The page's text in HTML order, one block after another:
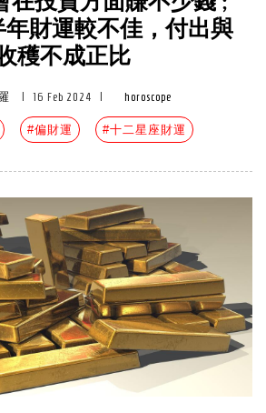
財運較不佳，付出與
穫不成正比
16 Feb 2024 horoscope
#偏財運 #十二星座財運